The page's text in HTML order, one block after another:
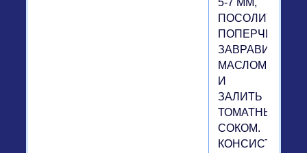
ПОСОЛИТЬ,
ПОПЕРЧИТЬ,
ЗАВРАВИТЬ
МАСЛОМ
И
ЗАЛИТЬ
ТОМАТНЫМ
СОКОМ.